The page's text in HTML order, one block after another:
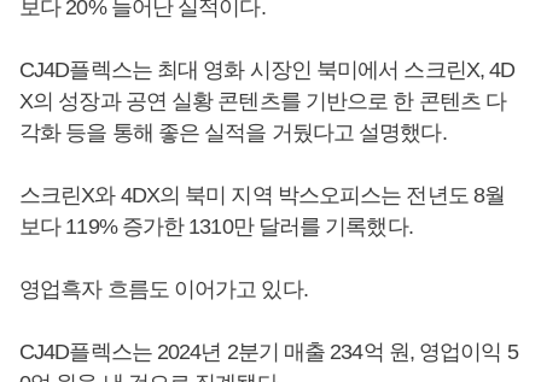
보다 20% 늘어난 실적이다.
CJ4D플렉스는 최대 영화 시장인 북미에서 스크린X, 4D
X의 성장과 공연 실황 콘텐츠를 기반으로 한 콘텐츠 다
각화 등을 통해 좋은 실적을 거뒀다고 설명했다.
스크린X와 4DX의 북미 지역 박스오피스는 전년도 8월
보다 119% 증가한 1310만 달러를 기록했다.
영업흑자 흐름도 이어가고 있다.
CJ4D플렉스는 2024년 2분기 매출 234억 원, 영업이익 5